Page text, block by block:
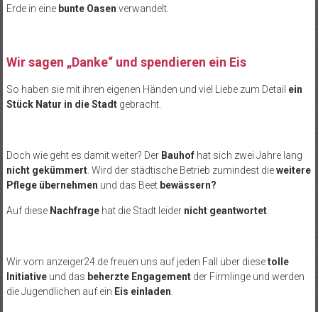
Erde in eine bunte Oasen verwandelt.
Wir sagen „Danke“ und spendieren ein Eis
So haben sie mit ihren eigenen Händen und viel Liebe zum Detail ein
Stück Natur in die Stadtgebracht.
Doch wie geht es damit weiter? Der Bauhofhat sich zwei Jahre lang
nicht gekümmert. Wird der städtische Betrieb zumindest dieweitere
Pflege übernehmen und das Beet bewässern?
Auf diese Nachfragehat die Stadt leider nicht geantwortet.
Wir vom anzeiger24.de freuen uns auf jeden Fall über diesetolle
Initiativeund das beherzte Engagementder Firmlinge und werden
die Jugendlichen auf ein Eis einladen